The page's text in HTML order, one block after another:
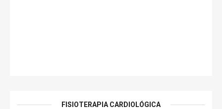
FISIOTERAPIA CARDIOLÓGICA